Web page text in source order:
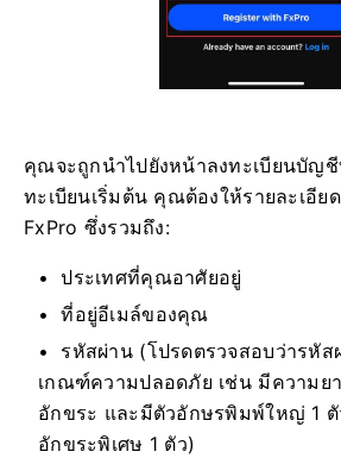
คุณจะถูกนำไปยังหน้าลงทะเบียนบัญ
ทะเบียนเริ่มต้น คุณต้องให้รายละเอีย
FxPro ซึ่งรวมถึง:
ประเทศที่คุณอาศัยอยู่
ที่อยู่อีเมล์ของคุณ
รหัสผ่าน (โปรดตรวจสอบว่ารหั
เกณฑ์ความปลอดภัย เช่น มีความย
อักขระ และมีตัวอักษรพิมพ์ใหญ่ 1 ตั
อักขระพิเศษ 1 ตัว)